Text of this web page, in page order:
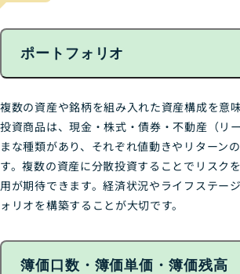
ポートフォリオ
複数の資産や銘柄を組み入れた資産構成を意味
投資商品は、現金・株式・債券・不動産（リ
まな種類があり、それぞれ値動きやリターン
す。複数の資産に分散投資することでリスク
用が期待できます。経済状況やライフステー
ォリオを構築することが大切です。
簿価口数・簿価単価・簿価残高